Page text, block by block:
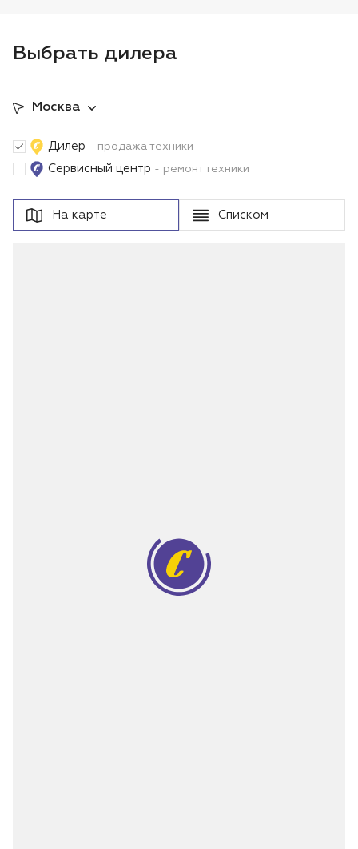
Выбрать дилера
Москва
Дилер - продажа техники
Сервисный центр - ремонт техники
На карте Списком